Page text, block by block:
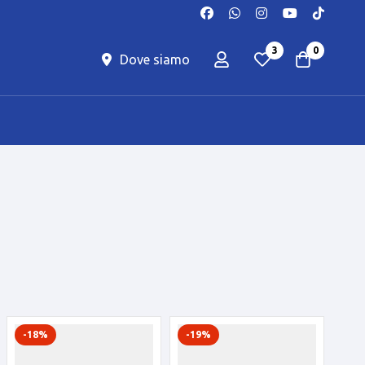
Dove siamo
3 0
-18% -19%